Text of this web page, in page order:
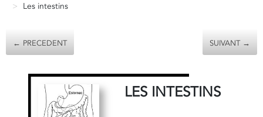
Les intestins
← PRECEDENT SUIVANT →
LES INTESTINS